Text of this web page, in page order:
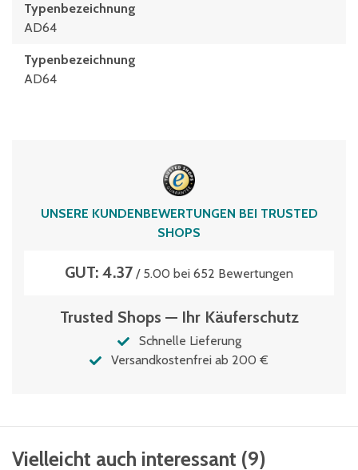
Typenbezeichnung
AD64
Typen­be­zeich­nung
AD64
UNSERE KUNDENBEWERTUNGEN BEI TRUSTED
SHOPS
GUT: 4.37 / 5.00 bei 652 Bewertungen
Trusted Shops — Ihr Käuferschutz
Schnelle Lieferung
Versandkostenfrei ab 200 €
Vielleicht auch interessant (9)